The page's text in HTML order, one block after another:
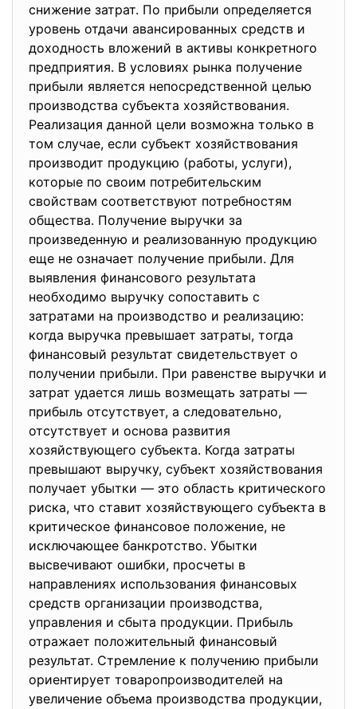
снижение затрат. По прибыли определяется
уровень отдачи авансированных средств и
доходность вложений в активы конкретного
предприятия. В условиях рынка получение
прибыли является непосредственной целью
производства субъекта хозяйствования.
Реализация данной цели возможна только в
том случае, если субъект хозяйствования
производит продукцию (работы, услуги),
которые по своим потребительским
свойствам соответствуют потребностям
общества. Получение выручки за
произведенную и реализованную продукцию
еще не означает получение прибыли. Для
выявления финансового результата
необходимо выручку сопоставить с
затратами на производство и реализацию:
когда выручка превышает затраты, тогда
финансовый результат свидетельствует о
получении прибыли. При равенстве выручки и
затрат удается лишь возмещать затраты —
прибыль отсутствует, а следовательно,
отсутствует и основа развития
хозяйствующего субъекта. Когда затраты
превышают выручку, субъект хозяйствования
получает убытки — это область критического
риска, что ставит хозяйствующего субъекта в
критическое финансовое положение, не
исключающее банкротство. Убытки
высвечивают ошибки, просчеты в
направлениях использования финансовых
средств организации производства,
управления и сбыта продукции. Прибыль
отражает положительный финансовый
результат. Стремление к получению прибыли
ориентирует товаропроизводителей на
увеличение объема производства продукции,